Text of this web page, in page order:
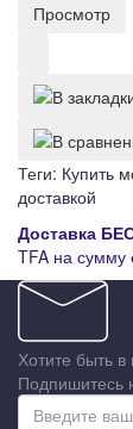
Просмотр
Теги: Купить
доставкой
Доставка
TFA на сумму
Хотите быть в
Подпишитесь